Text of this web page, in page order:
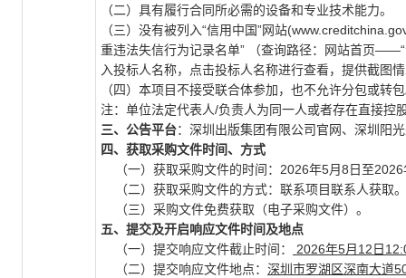
（二）具有履行合同所必需的设备和专业技术能力。
（三）没有被列入“信用中国”网站
重违法失信行为记录名单” （查询路径：网站首页
入投标人名称，点击投标人名称进行查看，提供截图
（四）本项目不接受联合体参加，也不允许分包或转
注：单位法定代表人/负责人为同一人或者存在直接控
三、公告平台：深圳出版集团有限公司官网、深圳阳
四、获取采购文件时间、方式
（一）获取采购文件的时间：2026年5月8日至2026
（二）获取采购文件的方式：联系项目联系人获取。
（三）采购文件免费获取（电子采购文件）。
五、提交及开启响应文件时间及地点
（一）提交响应文件截止时间：
2026年5月12日
（二）提交响应文件地点： 深圳市罗湖区深南大道